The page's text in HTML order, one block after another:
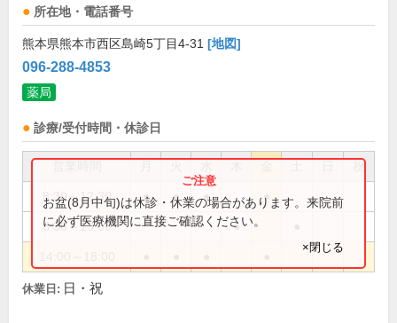
所在地・電話番号
熊本県熊本市西区島崎5丁目4-31 [地図]
096-288-4853
薬局
診療/受付時間・休診日
祝
8:30～12:30 ● ● ● ●
8:30～13:00 ●
お盆(8月中旬)は休診・休業の場合があります。来院前
に必ず医療機関に直接ご確認ください。
×閉じる
休業日: 日・祝